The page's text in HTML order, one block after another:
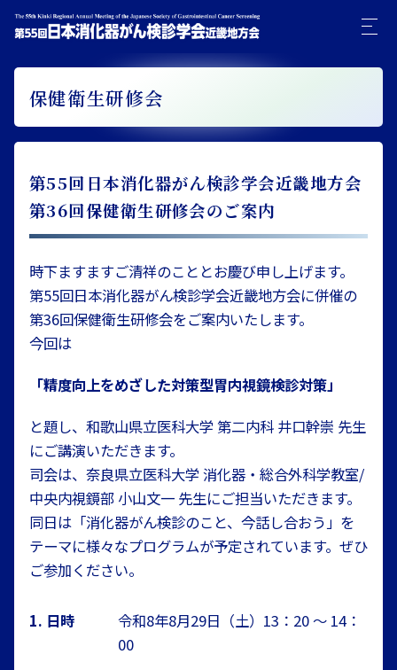
保健衛生研修会
第55回日本消化器がん検診学会近畿地方会
第36回保健衛生研修会のご案内
時下ますますご清祥のこととお慶び申し上げます。
第55回日本消化器がん検診学会近畿地方会に併催の
第36回保健衛生研修会をご案内いたします。
今回は
「精度向上をめざした対策型胃内視鏡検診対策」
と題し、和歌山県立医科大学 第二内科 井口幹崇 先生
にご講演いただきます。
司会は、奈良県立医科大学 消化器・総合外科学教室/
中央内視鏡部 小山文一 先生にご担当いただきます。
同日は「消化器がん検診のこと、今話し合おう」を
テーマに様々なプログラムが予定されています。ぜひ
ご参加ください。
1. 日時
令和8年8月29日（土）13：20 ～ 14：
00